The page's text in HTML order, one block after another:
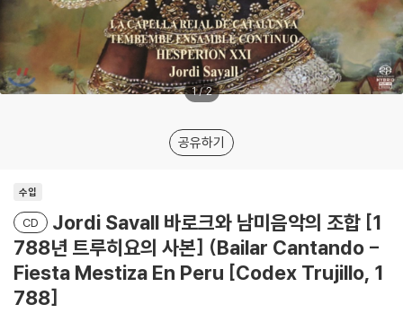
1/2
공유하기
수입
CD
Jordi Savall 바로크와 남미음악의 조합 [1
788년 트루히요의 사본] (Bailar Cantando -
Fiesta Mestiza En Peru [Codex Trujillo, 1
788]